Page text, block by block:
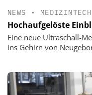
NEWS •
Hochaufgelöste
Eine neue Ultraschall-
ins Gehirn von